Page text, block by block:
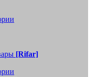
[Rifar]